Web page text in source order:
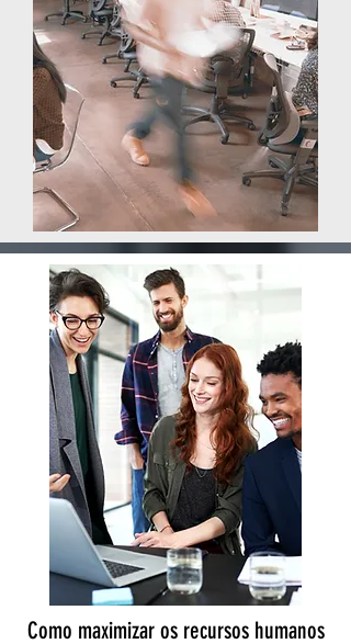
Como maximizar os recursos humanos